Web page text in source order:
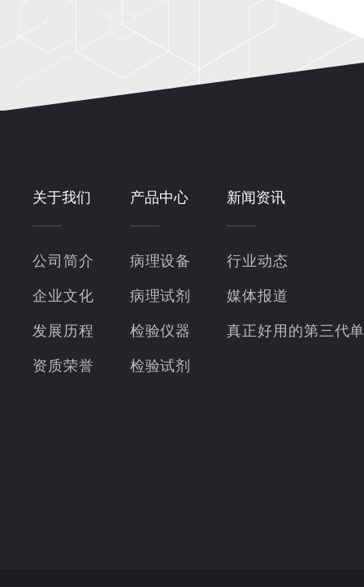
关于我们
公司简介
企业文化
发展历程
资质荣誉
产品中心
病理设备
病理试剂
检验仪器
检验试剂
新闻资讯
行业动态
媒体报道
真正好用的第三代